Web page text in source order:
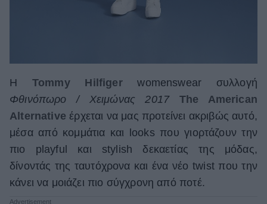
Η Tommy Hilfigerwomenswear συλλογή
Φθινόπωρο / Χειμώνας 2017 The American
Alternative έρχεται να μας προτείνει ακριβώς αυτό,
μέσα από κομμάτια και looks που γιορτάζουν την
πιο playful και stylish δεκαετίας της μόδας,
δίνοντάς της ταυτόχρονα και ένα νέο twist που την
κάνει να μοιάζει πιο σύγχρονη από ποτέ.